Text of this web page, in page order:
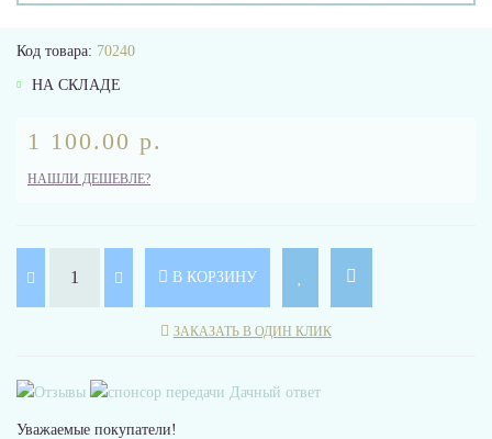
Код товара: 70240
НА СКЛАДЕ
1 100.00 р.
НАШЛИ ДЕШЕВЛЕ?
В КОРЗИНУ
ЗАКАЗАТЬ В ОДИН КЛИК
Уважаемые покупатели!